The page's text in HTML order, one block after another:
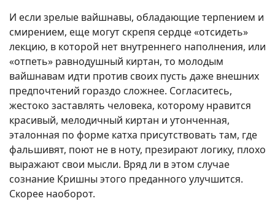
И если зрелые вайшнавы, обладающие терпением и
смирением, еще могут скрепя сердце «отсидеть»
лекцию, в которой нет внутреннего наполнения, или
«отпеть» равнодушный киртан, то молодым
вайшнавам идти против своих пусть даже внешних
предпочтений гораздо сложнее. Согласитесь,
жестоко заставлять человека, которому нравится
красивый, мелодичный киртан и утонченная,
эталонная по форме катха присутствовать там, где
фальшивят, поют не в ноту, презирают логику, плохо
выражают свои мысли. Вряд ли в этом случае
сознание Кришны этого преданного улучшится.
Скорее наоборот.